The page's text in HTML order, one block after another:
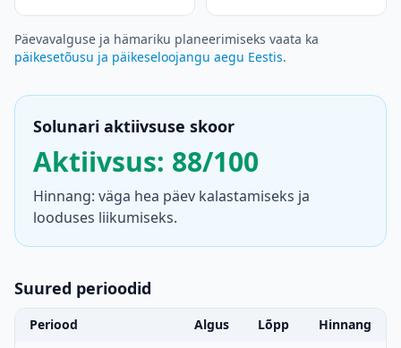
Päevavalguse ja hämariku planeerimiseks vaata ka
päikesetõusu ja päikeseloojangu aegu Eestis.
Solunari aktiivsuse skoor
Aktiivsus: 88/100
Hinnang: väga hea päev kalastamiseks ja
looduses liikumiseks.
Suured perioodid
Periood Algus Lõpp
Hinnang